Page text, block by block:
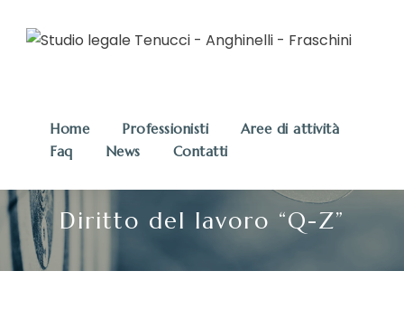
Home Professionisti
Aree di attività
Faq
News Contatti
Diritto del lavoro “Q-Z”